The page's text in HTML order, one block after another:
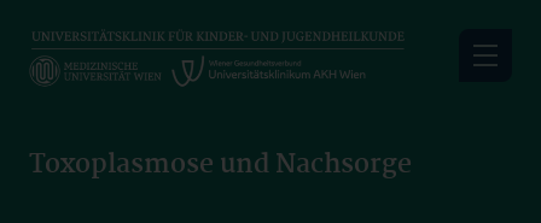
main
Toxoplasmose und Nachsorge